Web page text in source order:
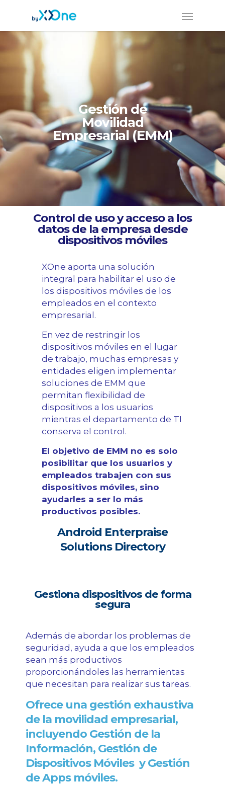
Gestión de
Movilidad
Empresarial (EMM)
Control de uso y acceso a los
datos de la empresa desde
dispositivos móviles
XOne aporta una solución
integral para habilitar el uso de
los dispositivos móviles de los
empleados en el contexto
empresarial.
En vez de restringir los
dispositivos móviles en el lugar
de trabajo, muchas empresas y
entidades eligen implementar
soluciones de EMM que
permitan flexibilidad de
dispositivos a los usuarios
mientras el departamento de TI
conserva el control.
El objetivo de EMM no es solo
posibilitar que los usuarios y
empleados trabajen con sus
dispositivos móviles, sino
ayudarles a ser lo más
productivos posibles.
Android Enterpraise
Solutions Directory
Gestiona dispositivos de forma
segura
Además de abordar los problemas de
seguridad, ayuda a que los empleados
sean más productivos
proporcionándoles las herramientas
que necesitan para realizar sus tareas.
Ofrece una gestión exhaustiva
de la movilidad empresarial,
incluyendo Gestión de la
Información, Gestión de
Dispositivos Móviles y Gestión
de Apps móviles.